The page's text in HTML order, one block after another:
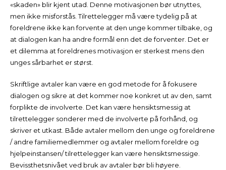
«skaden» blir kjent utad. Denne motivasjonen bør utnyttes,
men ikke misforstås. Tilrettelegger må være tydelig på at
foreldrene ikke kan forvente at den unge kommer tilbake, og
at dialogen kan ha andre formål enn det de forventer. Det er
et dilemma at foreldrenes motivasjon er sterkest mens den
unges sårbarhet er størst.
Skriftlige avtaler kan være en god metode for å fokusere
dialogen og sikre at det kommer noe konkret ut av den, samt
forplikte de involverte. Det kan være hensiktsmessig at
tilrettelegger sonderer med de involverte på forhånd, og
skriver et utkast. Både avtaler mellom den unge og foreldrene
/ andre familiemedlemmer og avtaler mellom foreldre og
hjelpeinstansen/ tilrettelegger kan være hensiktsmessige.
Bevissthetsnivået ved bruk av avtaler bør bli høyere.